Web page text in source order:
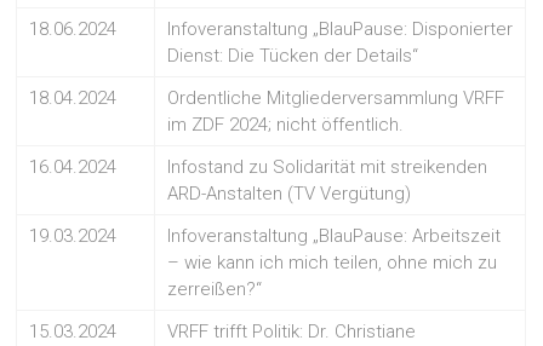
18.06.2024
Infoveranstaltung „BlauPause: Disponierter
Dienst: Die Tücken der Details“
18.04.2024
Ordentliche Mitgliederversammlung VRFF
im ZDF 2024; nicht öffentlich.
16.04.2024
Infostand zu Solidarität mit streikenden
ARD-Anstalten (TV Vergütung)
19.03.2024
Infoveranstaltung „BlauPause: Arbeitszeit
– wie kann ich mich teilen, ohne mich zu
zerreißen?“
15.03.2024
VRFF trifft Politik: Dr. Christiane